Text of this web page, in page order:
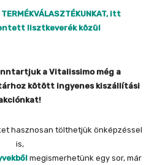
TERMÉKVÁLASZTÉKUNKAT, itt
lisztkeverék közül
a Vitalissimo még a
kötött ingyenes kiszállítási
hasznosan tölthetjük önképzéssel
is,
megismerhetünk egy sor, már